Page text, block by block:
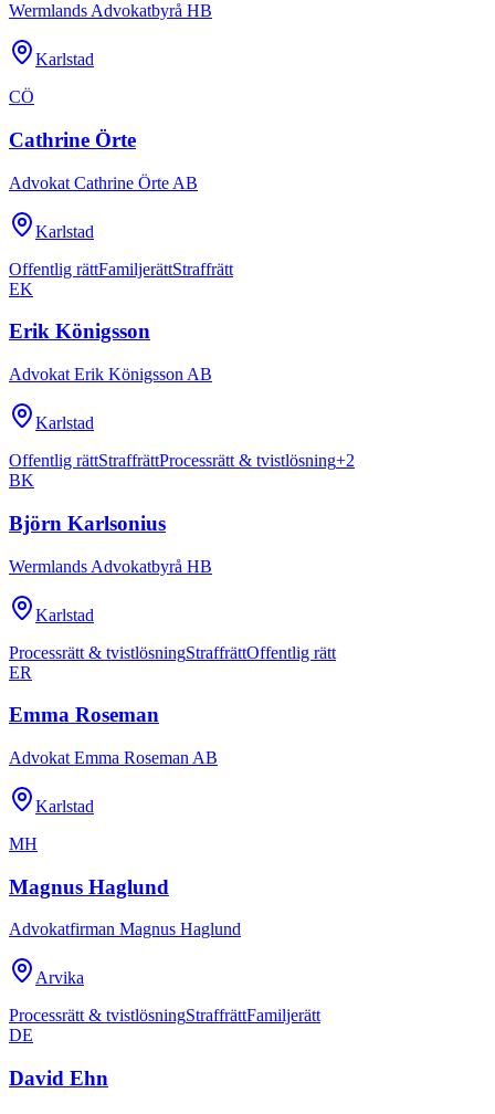
Wermlands Advokatbyrå HB
Karlstad
CÖ
Cathrine Örte
Advokat Cathrine Örte AB
Karlstad
Offentlig rättFamiljerättStraffrätt
EK
Erik Königsson
Advokat Erik Königsson AB
Karlstad
Offentlig rättStraffrättProcessrätt & tvistlösning+2
BK
Björn Karlsonius
Wermlands Advokatbyrå HB
Karlstad
Processrätt & tvistlösningStraffrättOffentlig rätt
ER
Emma Roseman
Advokat Emma Roseman AB
Karlstad
MH
Magnus Haglund
Advokatfirman Magnus Haglund
Arvika
Processrätt & tvistlösningStraffrättFamiljerätt
DE
David Ehn